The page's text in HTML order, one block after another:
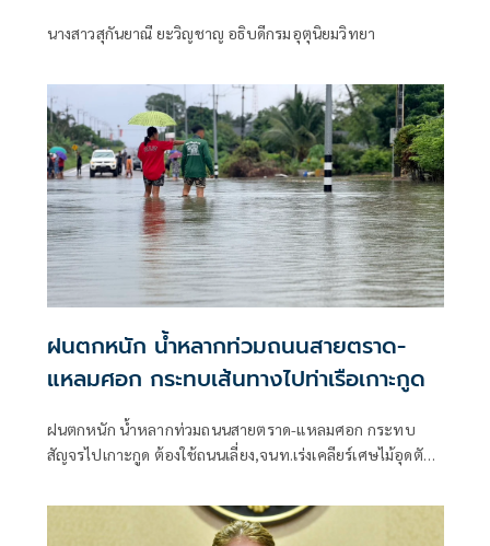
นางสาวสุกันยาณี ยะวิญชาญ อธิบดีกรมอุตุนิยมวิทยา
ฝนตกหนัก น้ำหลากท่วมถนนสายตราด-
แหลมศอก กระทบเส้นทางไปท่าเรือเกาะกูด
ฝนตกหนัก น้ำหลากท่วมถนนสายตราด-แหลมศอก กระทบ
สัญจรไปเกาะกูด ต้องใช้ถนนเลี่ยง,จนท.เร่งเคลียร์เศษไม้อุดตัน